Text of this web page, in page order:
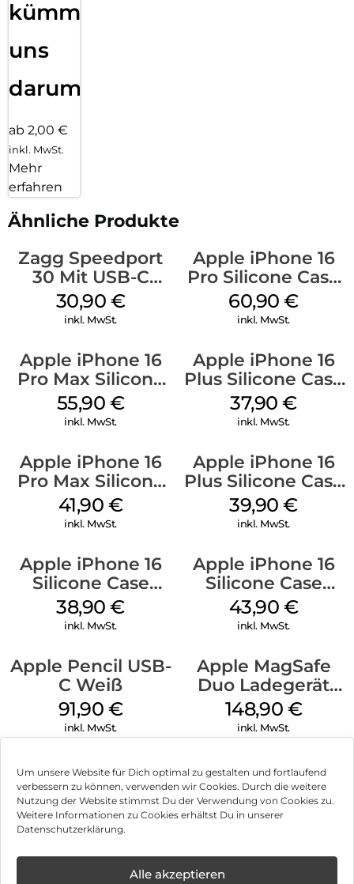
Um unsere Website für Dich optimal zu gestalten und fortlaufend
verbessern zu können, verwenden wir Cookies. Durch die weitere
Nutzung der Website stimmst Du der Verwendung von Cookies zu.
Weitere Informationen zu Cookies erhältst Du in unserer
Datenschutzerklärung.
Alle akzeptieren
kümmern
uns
darum!
ab 2,00 €
inkl. MwSt.
Mehr
erfahren
Ähnliche Produkte
Zagg Speedport
30 Mit USB-C
Kabel Weiß
30,90 €
inkl. MwSt.
Apple iPhone 16
Pro Silicone Case
MagSafe Stone
Gray
60,90€
inkl. MwSt.
Apple iPhone 16
Pro Max Silicone
Case MagSafe
Stone Gray
55,90 €
inkl. MwSt.
Apple iPhone 16
Plus Silicone Case
MagSafe Lake
Green
37,90€
inkl. MwSt.
Apple iPhone 16
Pro Max Silicone
Case MagSafe
Ultramarine
41,90 €
inkl. MwSt.
Apple iPhone 16
Plus Silicone Case
MagSafe Plum
39,90€
inkl. MwSt.
Apple iPhone 16
Silicone Case
MagSafe
Ultramarine
38,90€
inkl. MwSt.
Apple iPhone 16
Silicone Case
MagSafe Plum
43,90 €
inkl. MwSt.
Apple Pencil USB-
C Weiß
91,90 €
inkl. MwSt.
Apple MagSafe
Duo Ladegerät
Weiß
148,90 €
inkl. MwSt.
Impressum